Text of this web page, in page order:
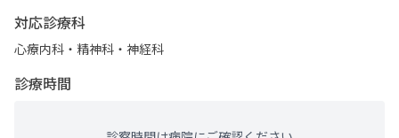
対応診療科
心療内科・​精神科・神経科
診療時間